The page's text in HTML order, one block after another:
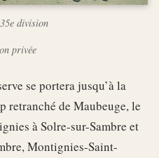
division
privée
se portera jusqu’à la
retranché de Maubeuge, le
à Solre-sur-Sambre et
Montignies-Saint-